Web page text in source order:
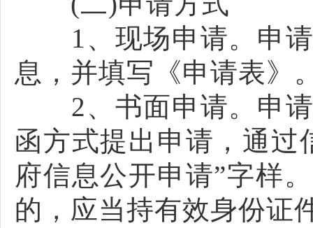
1、现场申请。申请
息，并填写《申请表》
2、书面申请。申请
函方式提出申请，通过
府信息公开申请”字样
的，应当持有效身份证